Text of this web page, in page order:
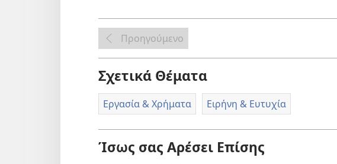
Προηγούμενο
Σχετικά Θέματα
Εργασία & Χρήματα Ειρήνη & Ευτυχία
Ίσως σας Αρέσει Επίσης